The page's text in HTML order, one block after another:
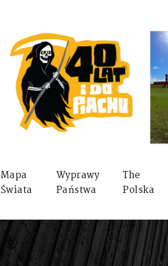
Mapa
Świata
Wyprawy
Państwa
The
Polska